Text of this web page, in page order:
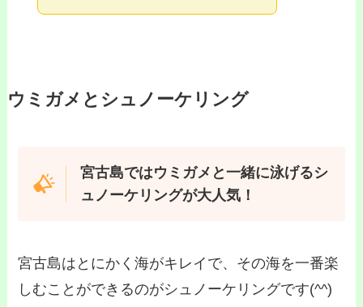
ウミガメとシュノーケリング
宮古島ではウミガメと一緒に泳げるシ
ュノーケリングが大人気！
宮古島はとにかく海がキレイで、その海を一番楽
しむことができるのがシュノーケリングです(^^)